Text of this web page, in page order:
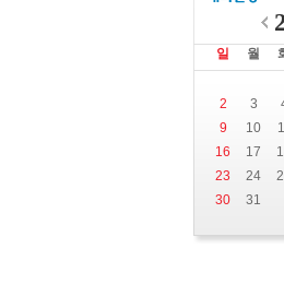
일 월
2
3
9
10
16
17
23
24
30
31